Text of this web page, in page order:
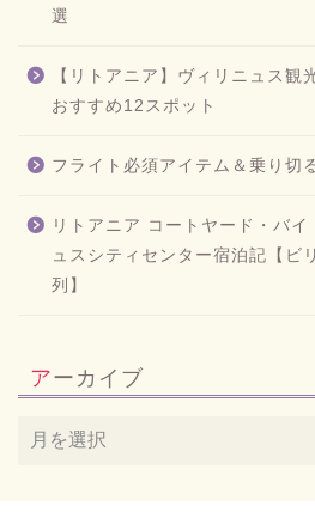
選
【リトアニア】ヴィリニュス観
おすすめ12スポット
フライト必須アイテム＆乗り切
リトアニア コートヤード・バ
ュスシティセンター宿泊記【ビ
列】
アーカイブ